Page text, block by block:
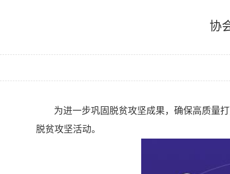
协
为进一步巩固脱贫攻坚成果，确保高质量
脱贫攻坚活动。